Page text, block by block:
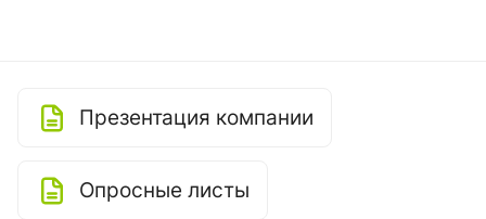
Презентация компании
Опросные листы